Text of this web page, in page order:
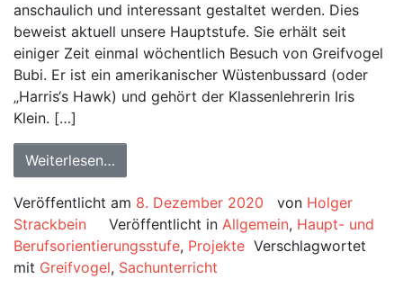
anschaulich und interessant gestaltet werden. Dies
beweist aktuell unsere Hauptstufe. Sie erhält seit
einiger Zeit einmal wöchentlich Besuch von Greifvogel
Bubi. Er ist ein amerikanischer Wüstenbussard (oder
„Harris‘s Hawk) und gehört der Klassenlehrerin Iris
Klein. […]
Weiterlesen…
Veröffentlicht am 8. Dezember 2020 von Holger
Strackbein
Veröffentlicht in Allgemein, Haupt- und
Berufsorientierungsstufe, Projekte Verschlagwortet
mit Greifvogel, Sachunterricht